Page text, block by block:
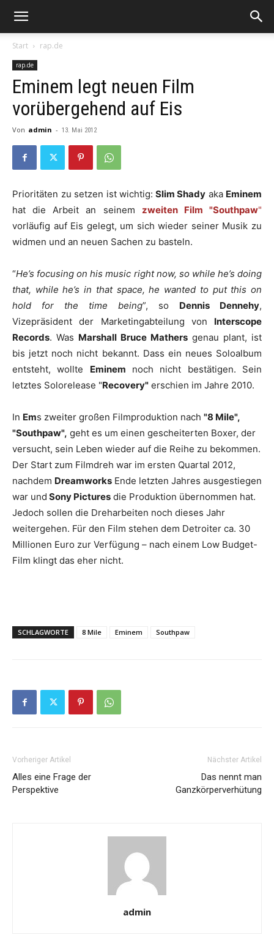
Start rap.de
rap.de
Eminem legt neuen Film
vorübergehend auf Eis
Von admin - 13. Mai 2012
Prioritäten zu setzen ist wichtig: Slim Shady aka Eminem
hat die Arbeit an seinem zweiten Film "Southpaw"
vorläufig auf Eis gelegt, um sich wieder seiner Musik zu
widmen und an neuen Sachen zu basteln.
“He’s focusing on his music right now, so while he’s doing
that, while he’s in that space, he wanted to put this on
hold for the time being”, so Dennis Dennehy,
Vizepräsident der Marketingabteilung von Interscope
Records. Was Marshall Bruce Mathers genau plant, ist
bis jetzt noch nicht bekannt. Dass ein neues Soloalbum
entsteht, wollte Eminem noch nicht bestätigen. Sein
letztes Solorelease "Recovery" erschien im Jahre 2010.
In Ems zweiter großen Filmproduktion nach "8 Mile",
"Southpaw", geht es um einen gescheiterten Boxer, der
versucht, sein Leben wieder auf die Reihe zu bekommen.
Der Start zum Filmdreh war im ersten Quartal 2012,
nachdem Dreamworks Ende letzten Jahres ausgestiegen
war und Sony Pictures die Produktion übernommen hat.
Jedoch sollen die Dreharbeiten noch dieses Jahr
weitergehen. Für den Film stehen dem Detroiter ca. 30
Millionen Euro zur Verfügung – nach einem Low Budget-
Film klingt das eher nicht.
SCHLAGWORTE 8 Mile Eminem Southpaw
Vorheriger Artikel
Alles eine Frage der
Perspektive
Nächster Artikel
Das nennt man
Ganzkörperverhütung
admin